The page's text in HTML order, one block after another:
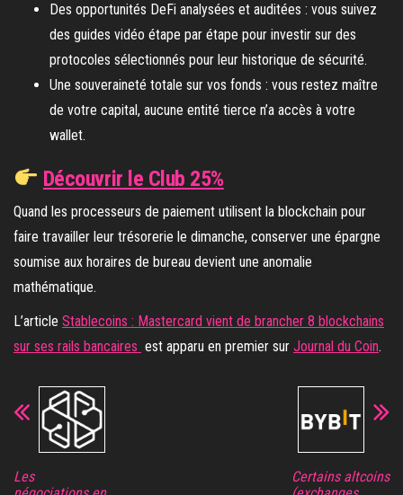
Des opportunités DeFi analysées et auditées : vous suivez
des guides vidéo étape par étape pour investir sur des
protocoles sélectionnés pour leur historique de sécurité.
Une souveraineté totale sur vos fonds : vous restez maître
de votre capital, aucune entité tierce n’a accès à votre
wallet.
Découvrir le Club 25%
Quand les processeurs de paiement utilisent la blockchain pour
faire travailler leur trésorerie le dimanche, conserver une épargne
soumise aux horaires de bureau devient une anomalie
mathématique.
L’article Stablecoins : Mastercard vient de brancher 8 blockchains
sur ses rails bancaires est apparu en premier sur Journal du Coin.
Les
Certains altcoins